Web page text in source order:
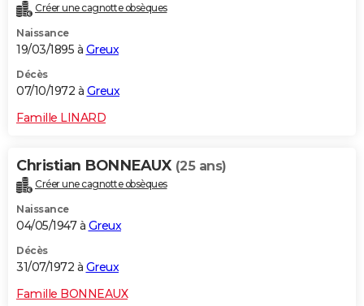
Créer une cagnotte obsèques
Naissance
19/03/1895 à Greux
Décès
07/10/1972 à Greux
Famille LINARD
Christian BONNEAUX (25 ans)
Créer une cagnotte obsèques
Naissance
04/05/1947 à Greux
Décès
31/07/1972 à Greux
Famille BONNEAUX